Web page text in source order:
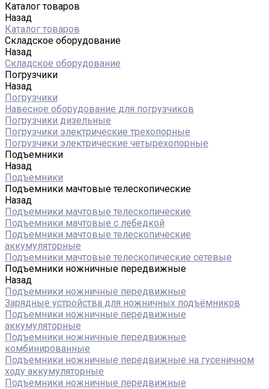
Каталог товаров
Назад
Каталог товаров
Складское оборудование
Назад
Складское оборудование
Погрузчики
Назад
Погрузчики
Навесное оборудование для погрузчиков
Погрузчики дизельные
Погрузчики электрические трехопорные
Погрузчики электрические четырехопорные
Подъемники
Назад
Подъемники
Подъемники мачтовые телескопические
Назад
Подъемники мачтовые телескопические
Подъемники мачтовые с лебедкой
Подъемники мачтовые телескопические
аккумуляторные
Подъемники мачтовые телескопические сетевые
Подъемники ножничные передвижные
Назад
Подъемники ножничные передвижные
Зарядные устройства для ножничных подъёмников
Подъемники ножничные передвижные
аккумуляторные
Подъемники ножничные передвижные
комбинированные
Подъемники ножничные передвижные на гусеничном
ходу аккумуляторные
Подъемники ножничные передвижные